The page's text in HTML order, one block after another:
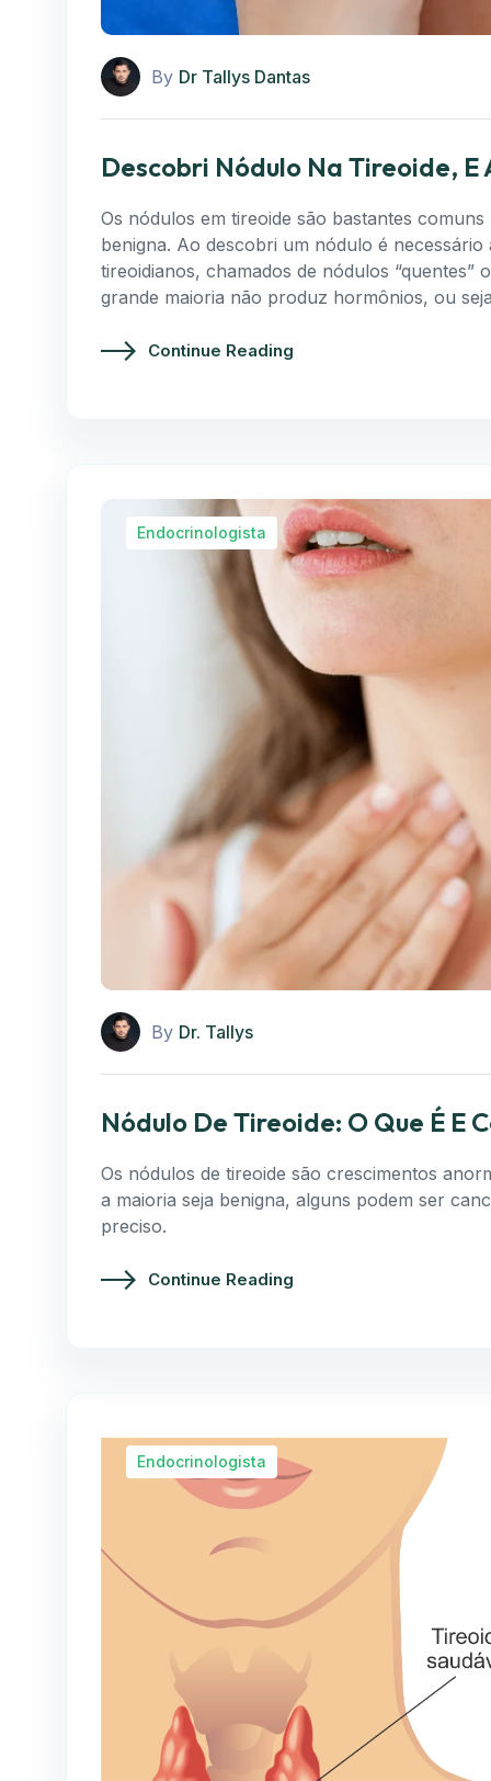
By Dr Tallys Dantas
Descobri Nódulo Na Tireoide, E
Os nódulos em tireoide são bastantes
benigna. Ao descobri um nódulo é
tireoidianos, chamados de nódulos
grande maioria não produz hormônios, ou
Continue Reading
Endocrinologista
By Dr. Tallys
Nódulo De Tireoide: O Que É E
Os nódulos de tireoide são crescimentos
a maioria seja benigna, alguns podem ser
preciso.
Continue Reading
Endocrinologista